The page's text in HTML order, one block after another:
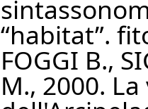
“habitat”.
FOGGI B.,
M., 2000.